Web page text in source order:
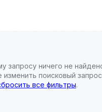
запросу ничего не
поисковый
все фильтры.